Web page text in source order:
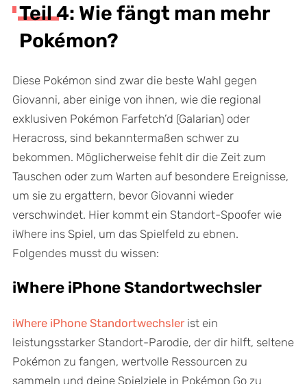
Teil 4: Wie fängt man mehr
Pokémon?
Diese Pokémon sind zwar die beste Wahl gegen
Giovanni, aber einige von ihnen, wie die regional
exklusiven Pokémon Farfetch’d (Galarian) oder
Heracross, sind bekanntermaßen schwer zu
bekommen. Möglicherweise fehlt dir die Zeit zum
Tauschen oder zum Warten auf besondere Ereignisse,
um sie zu ergattern, bevor Giovanni wieder
verschwindet. Hier kommt ein Standort-Spoofer wie
iWhere ins Spiel, um das Spielfeld zu ebnen.
Folgendes musst du wissen:
iWhere iPhone Standortwechsler
iWhere iPhone Standortwechslerist ein
leistungsstarker Standort-Parodie, der dir hilft, seltene
Pokémon zu fangen, wertvolle Ressourcen zu
sammeln und deine Spielziele in Pokémon Go zu